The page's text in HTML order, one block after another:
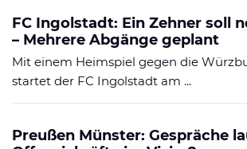
FC Ingolstadt: Ein Zehner soll
– Mehrere Abgänge geplant
Mit einem Heimspiel gegen die
startet der FC Ingolstadt am ...
Preußen Münster: Gespräche